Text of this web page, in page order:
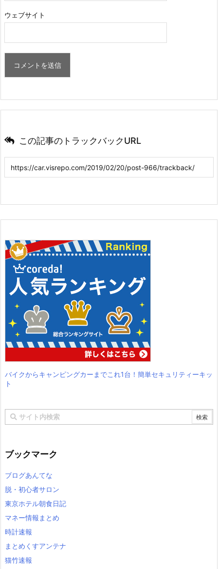
ウェブサイト
この記事のトラックバックURL
バイクからキャンピングカーまでこれ1台！簡単セキュリティーキッ
ト
ブックマーク
ブログあんてな
脱・初心者サロン
東京ホテル朝食日記
マネー情報まとめ
時計速報
まとめくすアンテナ
猫竹速報